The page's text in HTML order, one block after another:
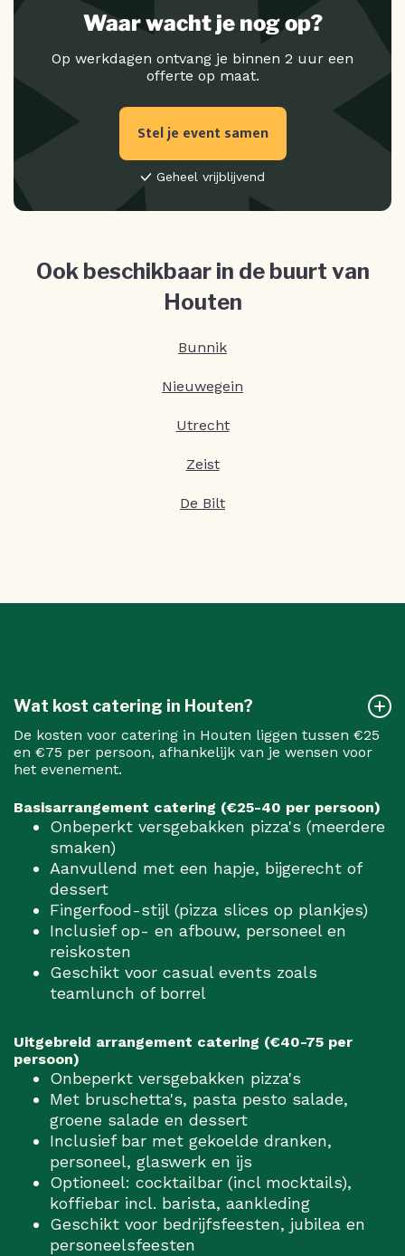
Waar wacht je nog op?
Op werkdagen ontvang je binnen 2 uur een
offerte op maat.
Stel je event samen
Geheel vrijblijvend
Ook beschikbaar in de buurt van
Houten
Bunnik
Nieuwegein
Utrecht
Zeist
De Bilt
Wat kost catering in Houten?
De kosten voor catering in Houten liggen tussen €25
en €75 per persoon, afhankelijk van je wensen voor
het evenement.
Basisarrangement catering (€25-40 per persoon)
Onbeperkt versgebakken pizza's (meerdere
smaken)
Aanvullend met een hapje, bijgerecht of
dessert
Fingerfood-stijl (pizza slices op plankjes)
Inclusief op- en afbouw, personeel en
reiskosten
Geschikt voor casual events zoals
teamlunch of borrel
Uitgebreid arrangement catering (€40-75 per
persoon)
Onbeperkt versgebakken pizza's
Met bruschetta's, pasta pesto salade,
groene salade en dessert
Inclusief bar met gekoelde dranken,
personeel, glaswerk en ijs
Optioneel: cocktailbar (incl mocktails),
koffiebar incl. barista, aankleding
Geschikt voor bedrijfsfeesten, jubilea en
personeelsfeesten